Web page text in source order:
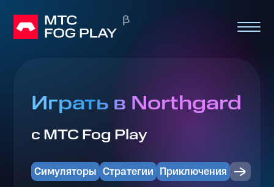
Играть в Northgard
с МТС Fog Play
Симуляторы Стратегии Приключения